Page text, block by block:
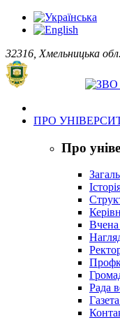
32316, Хмельницька
ПРО
Про
Вчена
Рада